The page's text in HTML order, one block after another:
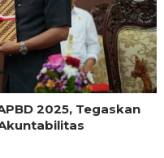
2025, Tegaskan